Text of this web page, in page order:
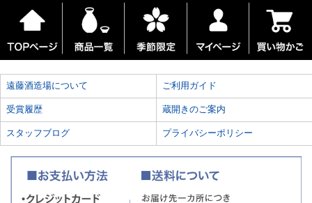
遠藤酒造場について ご利用ガイド
受賞履歴 蔵開きのご案内
スタッフブログ プライバシーポリシー